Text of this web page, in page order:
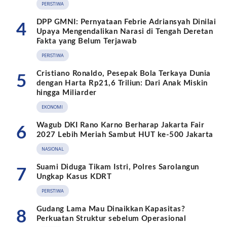
PERISTIWA
4
DPP GMNI: Pernyataan Febrie Adriansyah Dinilai
Upaya Mengendalikan Narasi di Tengah Deretan
Fakta yang Belum Terjawab
PERISTIWA
5
Cristiano Ronaldo, Pesepak Bola Terkaya Dunia
dengan Harta Rp21,6 Triliun: Dari Anak Miskin
hingga Miliarder
EKONOMI
6
Wagub DKI Rano Karno Berharap Jakarta Fair
2027 Lebih Meriah Sambut HUT ke-500 Jakarta
NASIONAL
7
Suami Diduga Tikam Istri, Polres Sarolangun
Ungkap Kasus KDRT
PERISTIWA
8
Gudang Lama Mau Dinaikkan Kapasitas?
Perkuatan Struktur sebelum Operasional